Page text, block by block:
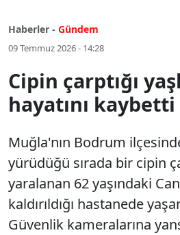
Haberler - Gündem
09 Temmuz 2026 - 14:28
Cipin çarptığı
hayatını kaybetti
Muğla'nın Bodrum
yürüdüğü sırada bir cipin
yaralanan 62 yaşındaki
kaldırıldığı hastanede
Güvenlik kameralarına